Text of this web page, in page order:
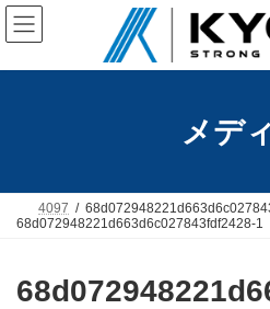
コ
ン
テ
ン
ナ
ビ
ゲ
ー
メデ
4097
68d072948221d663d6c027843fdf2428-1